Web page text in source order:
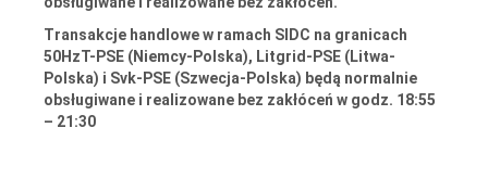
Transakcje handlowe w ramach SIDC na granicach
50HzT-PSE (Niemcy-Polska), Litgrid-PSE (Litwa-
Polska) i Svk-PSE (Szwecja-Polska) będą normalnie
obsługiwane i realizowane bez zakłóceń w godz. 18:55
– 21:30